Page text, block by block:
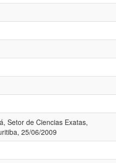
Setor de Ciencias Exatas,
25/06/2009